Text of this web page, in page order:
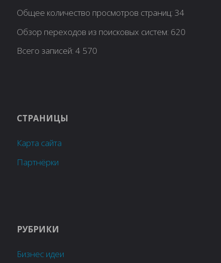
Общее количество просмотров страниц:34
Обзор переходов из поисковых систем: 620
Всего записей:4 570
СТРАНИЦЫ
Карта сайта
Партнёрки
РУБРИКИ
Бизнес идеи